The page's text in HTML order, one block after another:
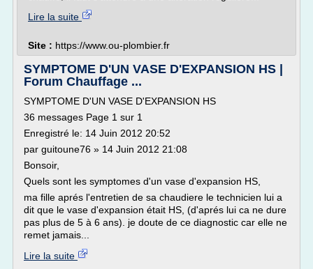
Lire la suite
Site : https://www.ou-plombier.fr
SYMPTOME D'UN VASE D'EXPANSION HS |
Forum Chauffage ...
SYMPTOME D'UN VASE D'EXPANSION HS
36 messages Page 1 sur 1
Enregistré le: 14 Juin 2012 20:52
par guitoune76 » 14 Juin 2012 21:08
Bonsoir,
Quels sont les symptomes d'un vase d'expansion HS,
ma fille aprés l'entretien de sa chaudiere le technicien lui a
dit que le vase d'expansion était HS, (d'aprés lui ca ne dure
pas plus de 5 à 6 ans). je doute de ce diagnostic car elle ne
remet jamais...
Lire la suite